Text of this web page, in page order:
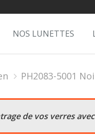
NOS LUNETTES
PH2083-5001
de vos verres avec